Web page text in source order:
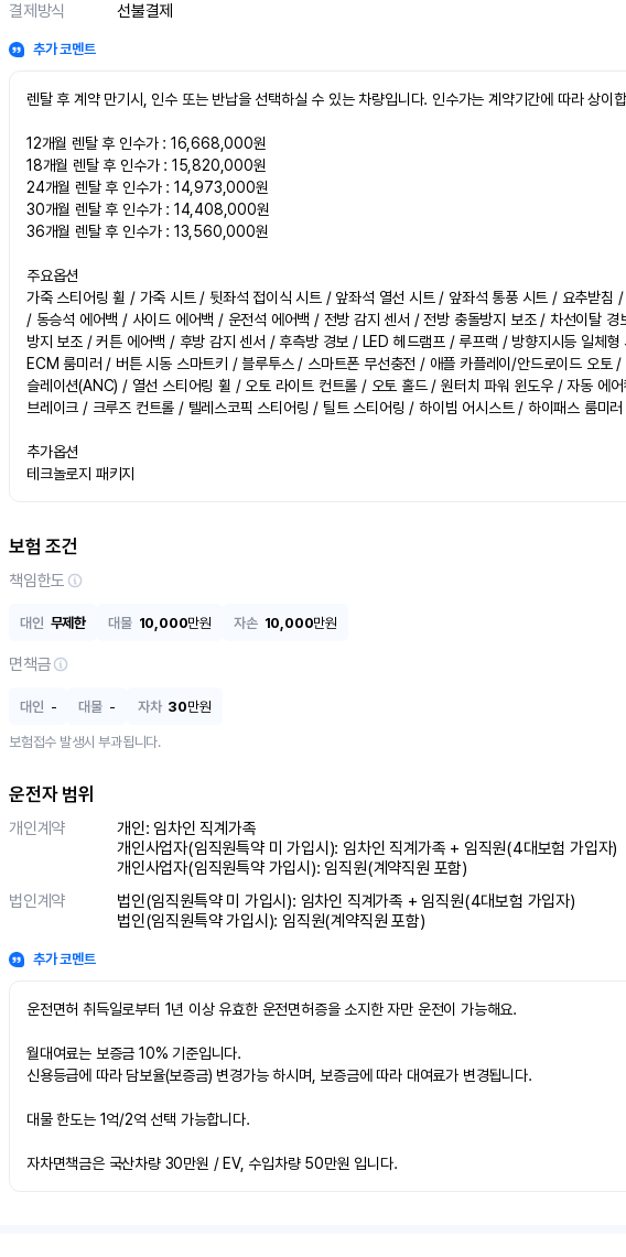
결제방식
선불결제
추가 코멘트
렌탈 후 계약 만기시, 인수 또는 반납을 선택하실 수 있는 차량입니다. 인수가는 계약기간에 따라 상이
12개월 렌탈 후 인수가 : 16,668,000원
18개월 렌탈 후 인수가 : 15,820,000원
24개월 렌탈 후 인수가 : 14,973,000원
30개월 렌탈 후 인수가 : 14,408,000원
36개월 렌탈 후 인수가 : 13,560,000원
주요옵션
가죽 스티어링 휠 / 가죽 시트 / 뒷좌석 접이식 시트 / 앞좌석 열선 시트 / 앞좌석 통풍 시트 / 요추받침
/ 동승석 에어백 / 사이드 에어백 / 운전석 에어백 / 전방 감지 센서 / 전방 충돌방지 보조 / 차선이탈 경
방지 보조 / 커튼 에어백 / 후방 감지 센서 / 후측방 경보 / LED 헤드램프 / 루프랙 / 방향지시등 일체형
ECM 룸미러 / 버튼 시동 스마트키 / 블루투스 / 스마트폰 무선충전 / 애플 카플레이/안드로이드 오토 /
슬레이션(ANC) / 열선 스티어링 휠 / 오토 라이트 컨트롤 / 오토 홀드 / 원터치 파워 윈도우 / 자동 에
브레이크 / 크루즈 컨트롤 / 텔레스코픽 스티어링 / 틸트 스티어링 / 하이빔 어시스트 / 하이패스 룸미
추가옵션
테크놀로지 패키지
보험 조건
책임한도
대인 무제한 대물 10,000만원 자손 10,000만원
면책금
대인 - 대물 - 자차 30만원
보험접수 발생시 부과됩니다.
운전자 범위
개인계약
개인: 임차인 직계가족
개인사업자(임직원특약 미 가입시): 임차인 직계가족 + 임직원(4대보험 가입자)
개인사업자(임직원특약 가입시): 임직원(계약직원 포함)
법인계약
법인(임직원특약 미 가입시): 임차인 직계가족 + 임직원(4대보험 가입자)
법인(임직원특약 가입시): 임직원(계약직원 포함)
추가 코멘트
운전면허 취득일로부터 1년 이상 유효한 운전면허증을 소지한 자만 운전이 가능해요.
월대여료는 보증금 10% 기준입니다.
신용등급에 따라 담보율(보증금) 변경가능 하시며, 보증금에 따라 대여료가 변경됩니다.
대물 한도는 1억/2억 선택 가능합니다.
자차면책금은 국산차량 30만원 / EV, 수입차량 50만원 입니다.